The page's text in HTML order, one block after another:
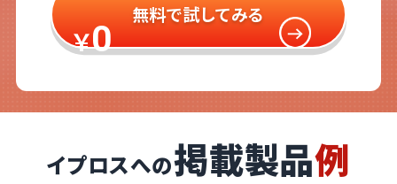
￥0
無料で試してみる
イプロスへの掲載製品例